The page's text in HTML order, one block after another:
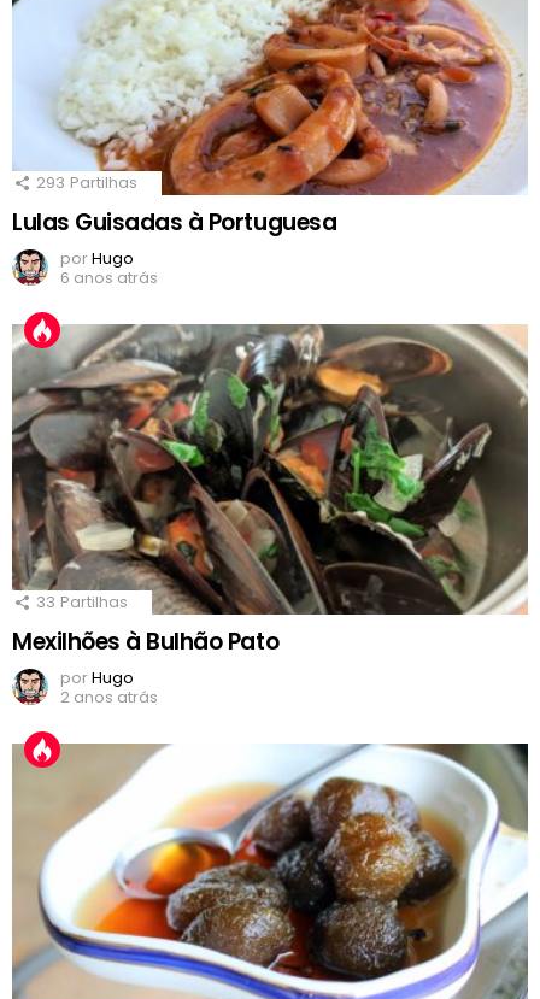
293 Partilhas
Lulas Guisadas à Portuguesa
porHugo
6 anos atrás
33 Partilhas
Mexilhões à Bulhão Pato
porHugo
2 anos atrás